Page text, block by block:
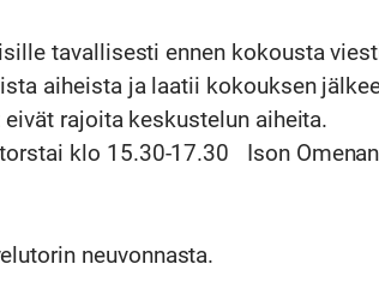
tavallisesti ennen kokousta
aiheista ja laatii kokouksen
rajoita keskustelun aiheita.
klo 15.30-17.30 Ison
neuvonnasta.